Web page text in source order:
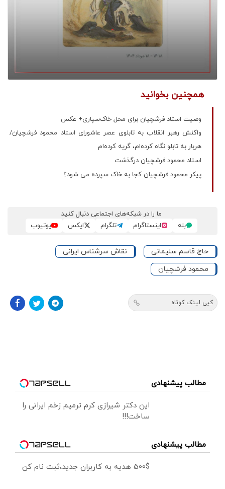
همچنین بخوانید
وصیت استاد فرشچیان برای محل خاک‌سپاری+ عکس
واکنش رهبر انقلاب به تابلوی عصر عاشورای استاد محمود فرشچیان/
هربار به تابلو نگاه کرده‌ام، گریه کرده‌ام
استاد محمود فرشچیان درگذشت
پیکر محمود فرشچیان کجا به خاک سپرده می شود؟
ما را در شبکه‌های اجتماعی دنبال کنید
بله
اینستاگرام تلگرام ایکس یوتیوب
حاج قاسم سلیمانی
نقاش سرشناس ایرانی
محمود فرشچیان
کپی لینک کوتاه
مطالب پیشنهادی
این دکتر شیرازی کرم ترمیم زخم ایرانی را
ساخت!!!
مطالب پیشنهادی
500$ هدیه به کاربران جدید،ثبت نام کن